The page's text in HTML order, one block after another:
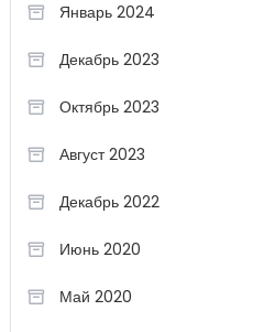
Январь 2024
Декабрь 2023
Октябрь 2023
Август 2023
Декабрь 2022
Июнь 2020
Май 2020